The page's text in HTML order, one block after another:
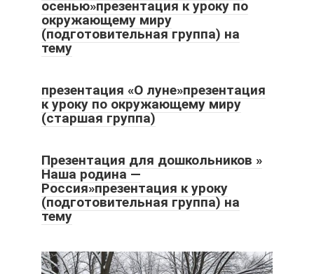
осенью»презентация к уроку по
окружающему миру
(подготовительная группа) на
тему
презентация «О луне»презентация
к уроку по окружающему миру
(старшая группа)
Презентация для дошкольников »
Наша родина —
Россия»презентация к уроку
(подготовительная группа) на
тему